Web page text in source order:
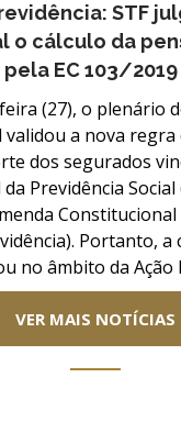
STF
o cálculo da
EC 103/2019
(27), o plenário
a nova regra
dos segurados
Previdência Social
Constitucional
Portanto,
no âmbito da Ação
VER MAIS NOTÍCIAS